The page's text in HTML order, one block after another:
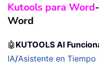
Kutools para Word
Word
🤖 KUTOOLS AI
IA/Asistente en Tiempo